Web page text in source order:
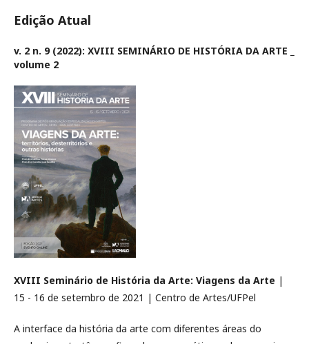
Edição Atual
v. 2 n. 9 (2022): XVIII SEMINÁRIO DE HISTÓRIA DA ARTE _
volume 2
XVIII Seminário de História da Arte: Viagens da Arte |
15 - 16 de setembro de 2021 | Centro de Artes/UFPel
A interface da história da arte com diferentes áreas do